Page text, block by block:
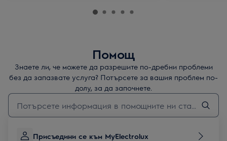
Помощ
Знаете ли, че можете да разрешите по-дребни проблеми
без да запазвате услуга? Потърсете за вашия проблем по-
долу, за да започнете.
Въведете текст за да потърсите статии за поддръжка
Присъедини се към MyElectrolux